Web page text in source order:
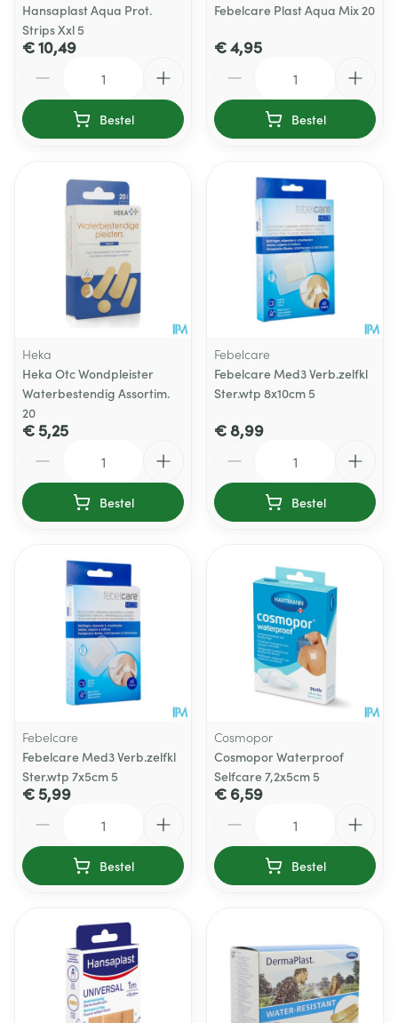
Hansaplast Aqua Prot.
Strips Xxl 5
€ 10,49
Bestel
Febelcare Plast Aqua Mix 20
€ 4,95
Bestel
Heka
Heka Otc Wondpleister
Waterbestendig Assortim.
20
€ 5,25
Bestel
Febelcare
Febelcare Med3 Verb.zelfkl
Ster.wtp 8x10cm 5
€ 8,99
Bestel
Febelcare
Febelcare Med3 Verb.zelfkl
Ster.wtp 7x5cm 5
€ 5,99
Bestel
Cosmopor
Cosmopor Waterproof
Selfcare 7,2x5cm 5
€ 6,59
Bestel